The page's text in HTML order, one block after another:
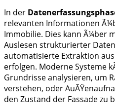
In der
relevanten Informationen
Immobilie. Dies kann Ã¼ber
Auslesen strukturierter
automatisierte Extraktion
erfolgen. Moderne Systeme
Grundrisse analysieren, um
verstehen, oder
den Zustand der Fassade zu